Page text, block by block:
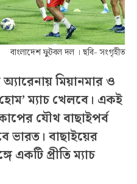
বাংলাদেশ ফুটবল দল । ছবি- সংগৃহীত
মিয়ানমার ও
ম্যাচ খেলবে। একই
যৌথ বাছাইপর্ব
ভারত। বাছাইয়ের
একটি প্রীতি ম্যাচ